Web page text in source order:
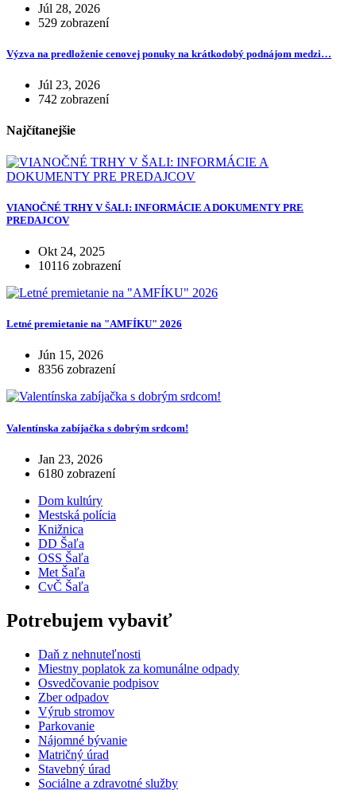
Júl 28, 2026
529 zobrazení
Výzva na predloženie cenovej ponuky na krátkodobý podnájom medzi…
Júl 23, 2026
742 zobrazení
Najčítanejšie
VIANOČNÉ TRHY V ŠALI: INFORMÁCIE A DOKUMENTY PRE
PREDAJCOV
Okt 24, 2025
10116 zobrazení
Letné premietanie na "AMFÍKU" 2026
Jún 15, 2026
8356 zobrazení
Valentínska zabíjačka s dobrým srdcom!
Jan 23, 2026
6180 zobrazení
Dom kultúry
Mestská polícia
Knižnica
DD Šaľa
OSS Šaľa
Met Šaľa
CvČ Šaľa
Potrebujem vybaviť
Daň z nehnuteľnosti
Miestny poplatok za komunálne odpady
Osvedčovanie podpisov
Zber odpadov
Výrub stromov
Parkovanie
Nájomné bývanie
Matričný úrad
Stavebný úrad
Sociálne a zdravotné služby